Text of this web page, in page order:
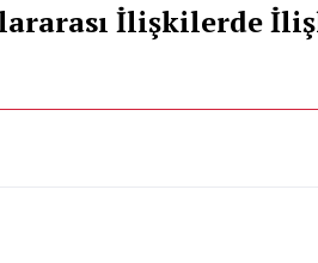
İlişkilerde